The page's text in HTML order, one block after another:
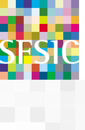
SFSIC SOCIÉTÉ